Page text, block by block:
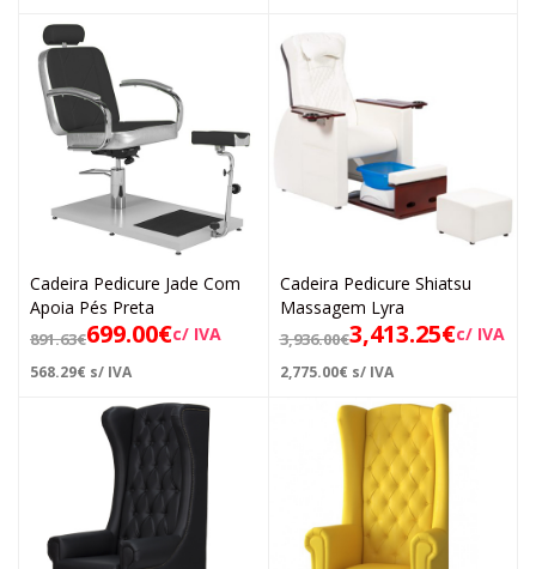
Cadeira Pedicure Jade Com
Apoia Pés Preta
891.63€699.00€c/ IVA
568.29€ s/ IVA
Cadeira Pedicure Shiatsu
Massagem Lyra
3,936.00€3,413.25€c/ IVA
2,775.00€ s/ IVA